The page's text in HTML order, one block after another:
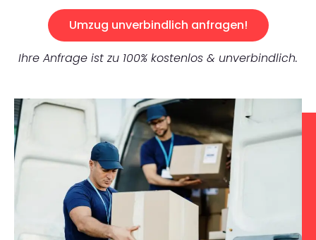
Umzug unverbindlich anfragen!
Ihre Anfrage ist zu 100% kostenlos & unverbindlich.